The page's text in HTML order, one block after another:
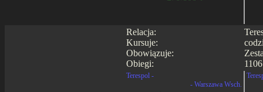
Relacja:
Kursuje:
Obowiązuje:
Obiegi:
Terespol -
- Warszawa Wsch.